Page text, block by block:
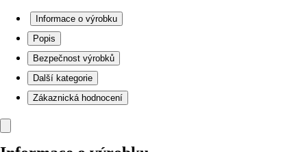
Informace o výrobku
Popis
Bezpečnost výrobků
Další kategorie
Zákaznická hodnocení